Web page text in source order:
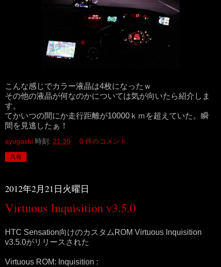
こんな感じでカラー液晶は4枚になったｗ
その他の液晶が何なのかについては気が向いたら紹介しま
す。
てかいつの間にか走行距離が10000ｋｍを超えていた。瞬
間を見逃したぁ！
ayugashi 時刻: 21:35 0 件のコメント:
共有
2012年2月21日火曜日
Virtuous Inquisition v3.5.0
HTC Sensation向けのカスタムROM Virtuous Inquisition
v3.5.0がリリースされた
Virtuous ROM: Inquisition :